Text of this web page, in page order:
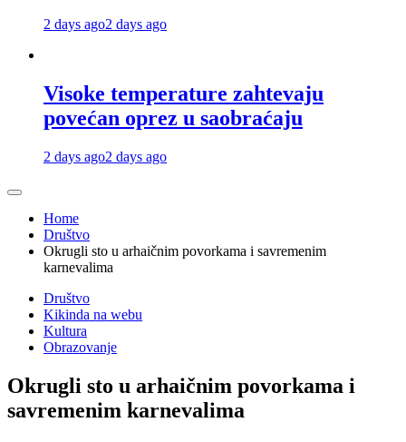
2 days ago2 days ago
Visoke temperature zahtevaju
povećan oprez u saobraćaju
2 days ago2 days ago
Home
Društvo
Okrugli sto u arhaičnim povorkama i savremenim
karnevalima
Društvo
Kikinda na webu
Kultura
Obrazovanje
Okrugli sto u arhaičnim povorkama i
savremenim karnevalima